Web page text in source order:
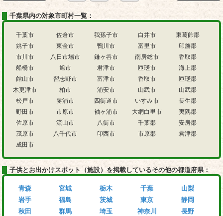
千葉県内の対象市町村一覧：
千葉市
銚子市
市川市
船橋市
館山市
木更津市
松戸市
野田市
佐原市
茂原市
成田市
佐倉市
東金市
八日市場市
旭市
習志野市
柏市
勝浦市
市原市
流山市
八千代市
我孫子市
鴨川市
鎌ヶ谷市
君津市
富津市
浦安市
四街道市
袖ヶ浦市
八街市
印西市
白井市
富里市
南房総市
匝瑳市
香取市
山武市
いすみ市
大網白里市
千葉郡
市原郡
東葛飾郡
印旛郡
香取郡
海上郡
匝瑳郡
山武郡
長生郡
夷隅郡
安房郡
君津郡
子供とお出かけスポット（施設）を掲載しているその他の都道府県：
青森
岩手
秋田
宮城
福島
群馬
栃木
茨城
埼玉
千葉
東京
神奈川
山梨
静岡
長野